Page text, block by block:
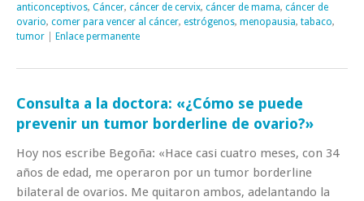
anticonceptivos, Cáncer, cáncer de cervix, cáncer de mama, cáncer de
ovario, comer para vencer al cáncer, estrógenos, menopausia, tabaco,
tumor
Enlace permanente
Consulta a la doctora: «¿Cómo se puede
prevenir un tumor borderline de ovario?»
Hoy nos escribe Begoña: «Hace casi cuatro meses, con 34
años de edad, me operaron por un tumor borderline
bilateral de ovarios. Me quitaron ambos, adelantando la